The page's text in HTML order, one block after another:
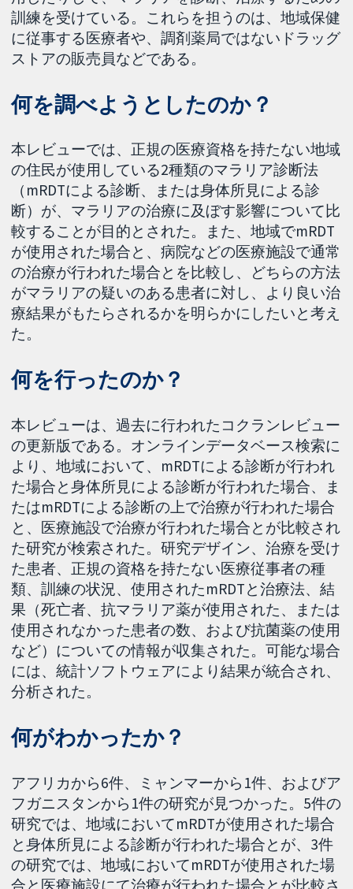
訓練を受けている。これらを担うのは、地域保健
に従事する医療者や、調剤薬局ではないドラッグ
ストアの販売員などである。
何を調べようとしたのか？
本レビューでは、正規の医療資格を持たない地域
の住民が使用している2種類のマラリア診断法
（mRDTによる診断、または身体所見による診
断）が、マラリアの治療に及ぼす影響について比
較することが目的とされた。また、地域でmRDT
が使用された場合と、病院などの医療施設で通常
の治療が行われた場合とを比較し、どちらの方法
がマラリアの疑いのある患者に対し、より良い治
療結果がもたらされるかを明らかにしたいと考え
た。
何を行ったのか？
本レビューは、過去に行われたコクランレビュー
の更新版である。オンラインデータベース検索に
より、地域において、mRDTによる診断が行われ
た場合と身体所見による診断が行われた場合、ま
たはmRDTによる診断の上で治療が行われた場合
と、医療施設で治療が行われた場合とが比較され
た研究が検索された。研究デザイン、治療を受け
た患者、正規の資格を持たない医療従事者の種
類、訓練の状況、使用されたmRDTと治療法、結
果（死亡者、抗マラリア薬が使用された、または
使用されなかった患者の数、および抗菌薬の使用
など）についての情報が収集された。可能な場合
には、統計ソフトウェアにより結果が統合され、
分析された。
何がわかったか？
アフリカから6件、ミャンマーから1件、およびア
フガニスタンから1件の研究が見つかった。5件の
研究では、地域においてmRDTが使用された場合
と身体所見による診断が行われた場合とが、3件
の研究では、地域においてmRDTが使用された場
合と医療施設にて治療が行われた場合とが比較さ